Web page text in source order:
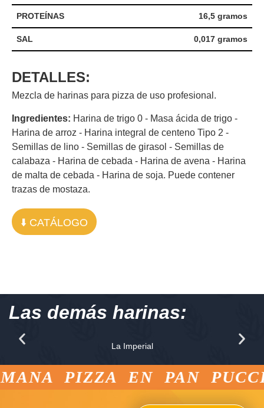
PROTEÍNAS 16,5 gramos
SAL 0,017 gramos
DETALLES:
Mezcla de harinas para pizza de uso profesional.
Ingredientes: Harina de trigo 0 - Masa ácida de trigo -
Harina de arroz - Harina integral de centeno Tipo 2 -
Semillas de lino - Semillas de girasol - Semillas de
calabaza - Harina de cebada - Harina de avena - Harina
de malta de cebada - Harina de soja. Puede contener
trazas de mostaza.
⬇️ CATÁLOGO
Las demás harinas:
La Imperial
PIZZA EN PAN